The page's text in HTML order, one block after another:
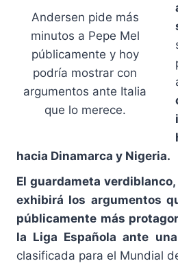
Andersen pide más
minutos a Pepe Mel
públicamente y hoy
podría mostrar con
argumentos ante Italia
que lo merece.
hacia Dinamarca y Nigeria.
El guardameta
exhibirá los argumentos
públicamente más
la Liga Española ante
clasificada para el Mundial